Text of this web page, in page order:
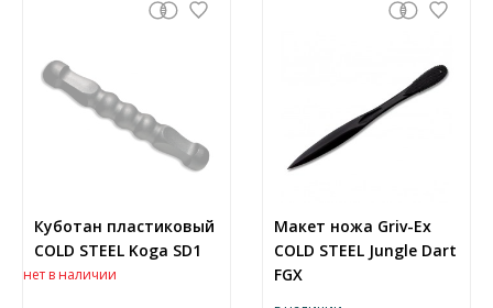
Куботан пластиковый
COLD STEEL Koga SD1
нет в наличии
Макет ножа Griv-Ex
COLD STEEL Jungle Dart
FGX